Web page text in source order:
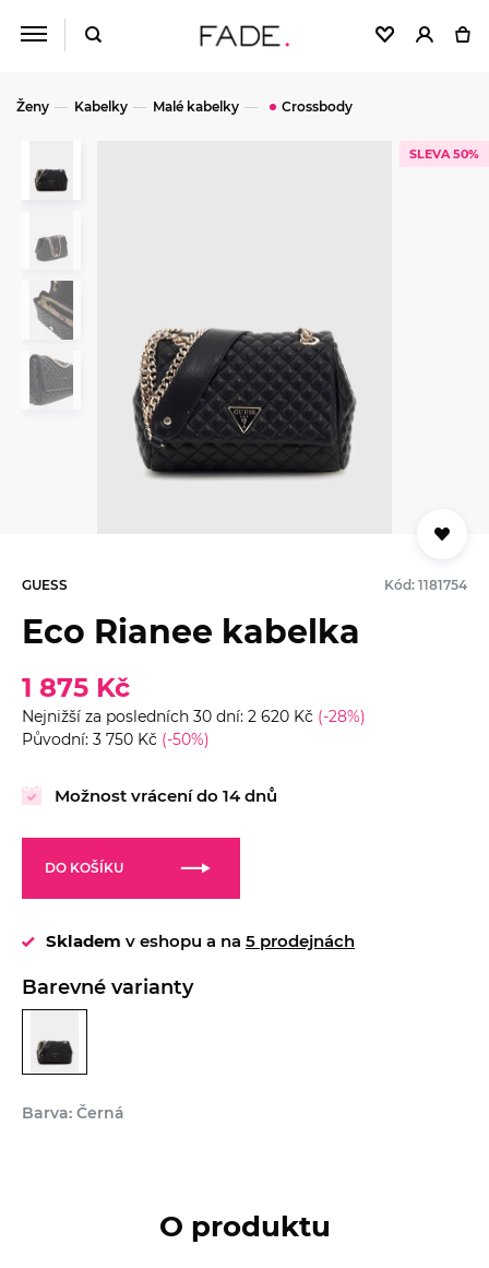
Ženy Kabelky Malé kabelky Crossbody
SLEVA 50%
GUESS Kód: 1181754
Eco Rianee kabelka
1 875 Kč
Nejnižší za posledních 30 dní: 2 620 Kč (-28%)
Původní: 3 750 Kč (-50%)
Možnost vrácení do 14 dnů
DO KOŠÍKU
Skladem v eshopu a na 5 prodejnách
Barevné varianty
Barva: Černá
O produktu